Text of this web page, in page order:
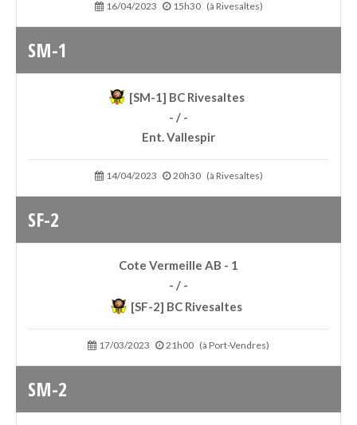
16/04/2023 15h30 (à Rivesaltes)
SM-1
[SM-1] BC Rivesaltes
- / -
Ent. Vallespir
14/04/2023 20h30 (à Rivesaltes)
SF-2
Cote Vermeille AB - 1
- / -
[SF-2] BC Rivesaltes
17/03/2023 21h00 (à Port-Vendres)
SM-2